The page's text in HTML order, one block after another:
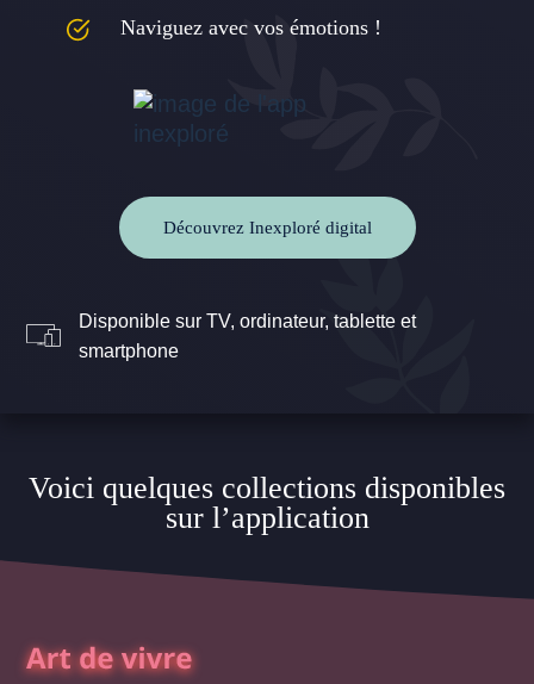
Naviguez avec vos émotions !
Découvrez Inexploré digital
Disponible sur TV, ordinateur, tablette et
smartphone
Voici quelques collections disponibles
sur l’application